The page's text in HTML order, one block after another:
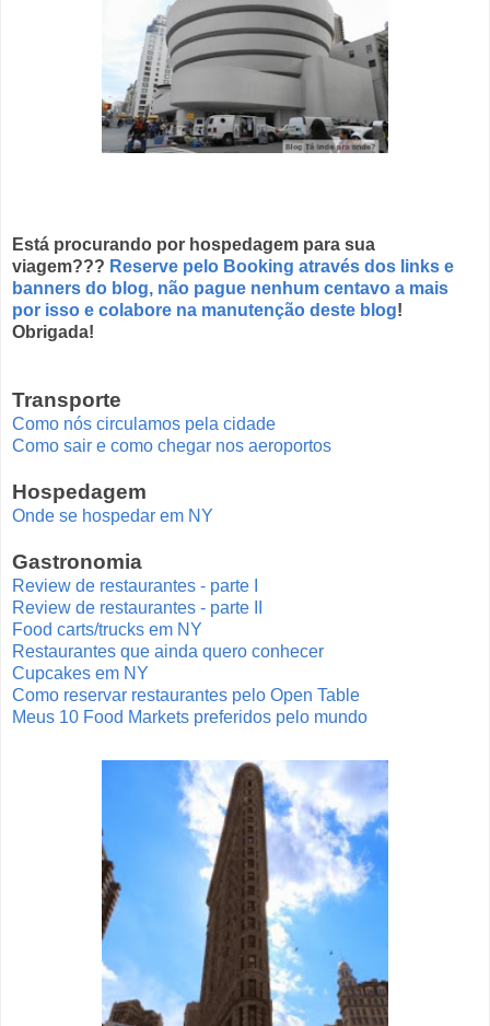
Está procurando por hospedagem para sua
viagem??? Reserve pelo Booking através dos links e
banners do blog, não pague nenhum centavo a mais
por isso e colabore na manutenção deste blog!
Obrigada!
Transporte
Como nós circulamos pela cidade
Como sair e como chegar nos aeroportos
Hospedagem
Onde se hospedar em NY
Gastronomia
Review de restaurantes - parte I
Review de restaurantes - parte II
Food carts/trucks em NY
Restaurantes que ainda quero conhecer
Cupcakes em NY
Como reservar restaurantes pelo Open Table
Meus 10 Food Markets preferidos pelo mundo